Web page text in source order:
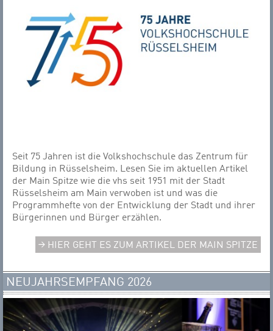
Seit 75 Jahren ist die Volkshochschule das Zentrum für
Bildung in Rüsselsheim. Lesen Sie im aktuellen Artikel
der Main Spitze wie die vhs seit 1951 mit der Stadt
Rüsselsheim am Main verwoben ist und was die
Programmhefte von der Entwicklung der Stadt und ihrer
Bürgerinnen und Bürger erzählen.
HIER GEHT ES ZUM ARTIKEL DER MAIN SPITZE
NEUJAHRSEMPFANG 2026